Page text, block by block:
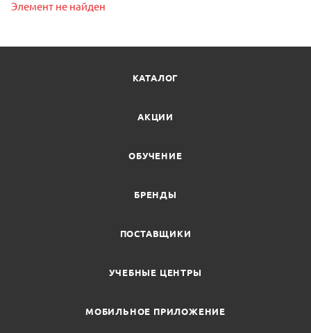
Элемент не найден
КАТАЛОГ
АКЦИИ
ОБУЧЕНИЕ
БРЕНДЫ
ПОСТАВЩИКИ
УЧЕБНЫЕ ЦЕНТРЫ
МОБИЛЬНОЕ ПРИЛОЖЕНИЕ